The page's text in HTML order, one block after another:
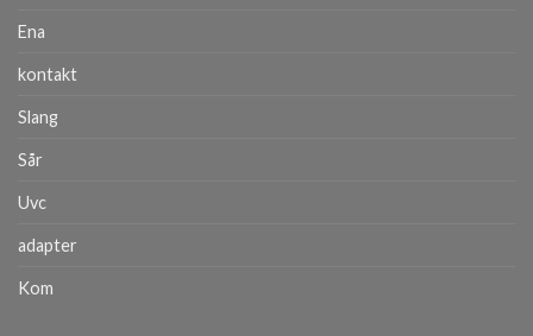
Ena
kontakt
Slang
Sår
Uvc
adapter
Kom